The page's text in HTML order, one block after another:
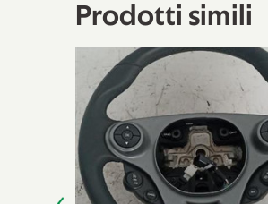
Prodotti simili